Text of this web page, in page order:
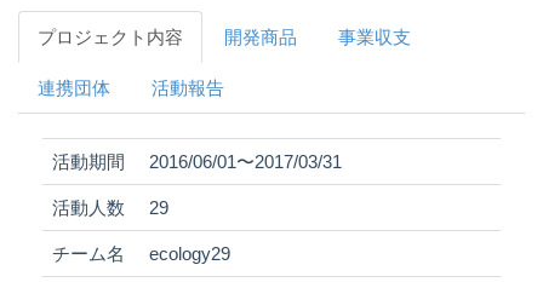
プロジェクト内容 開発商品 事業収支
連携団体 活動報告
活動期間 2016/06/01〜2017/03/31
活動人数 29
チーム名 ecology29